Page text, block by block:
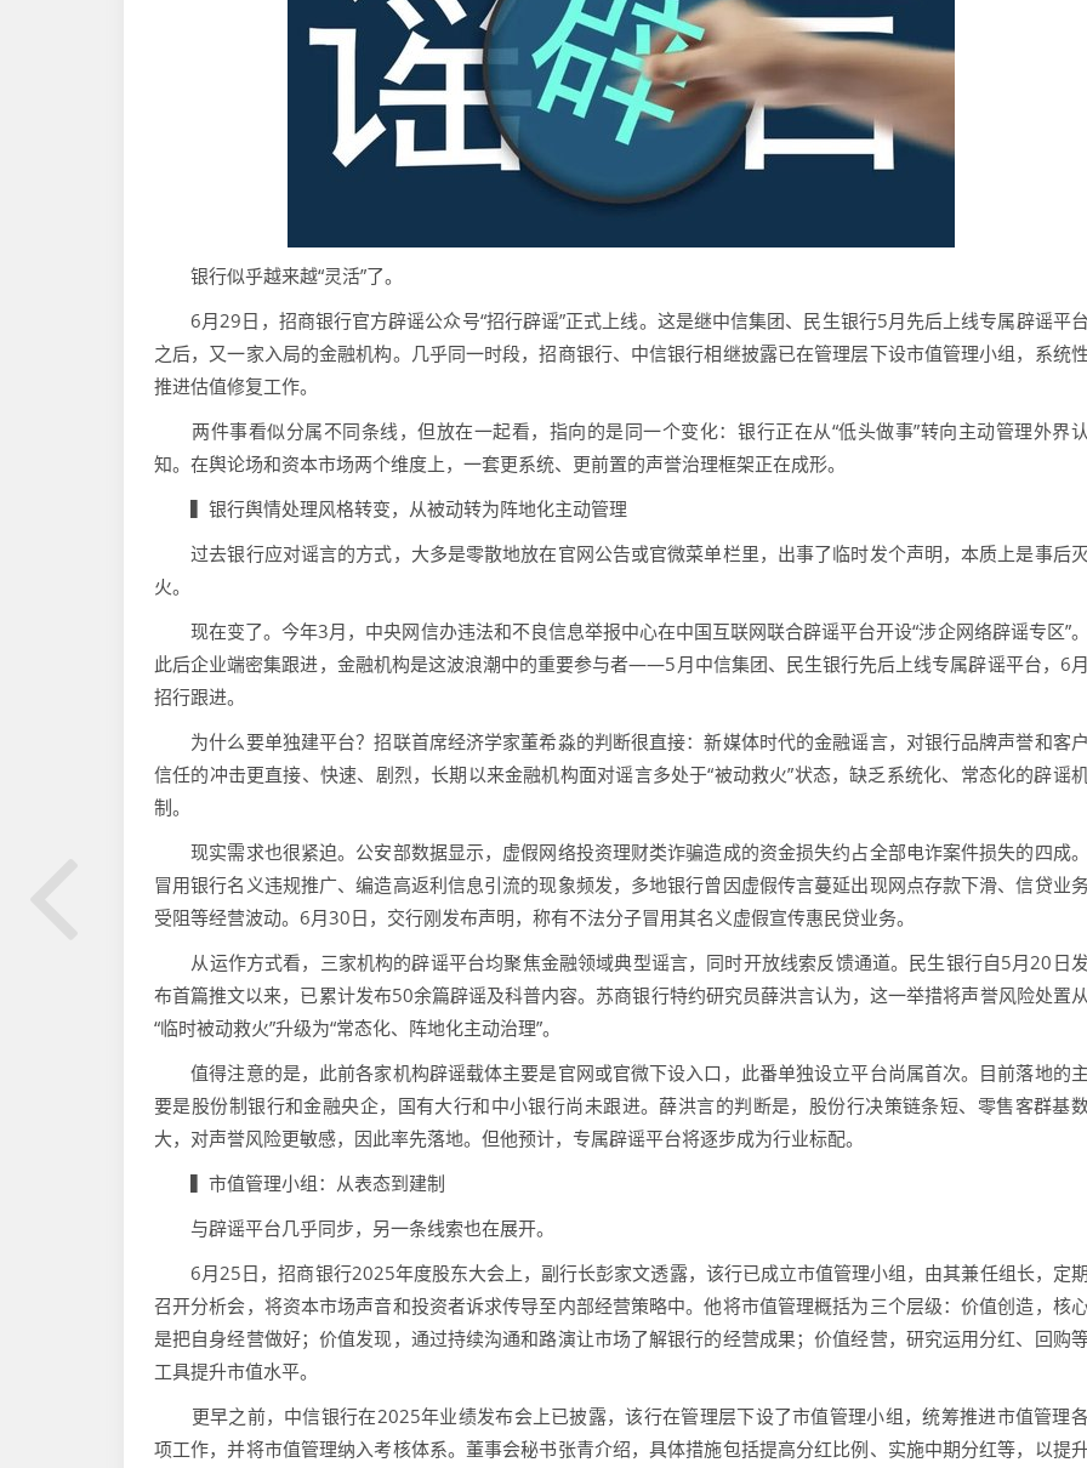
银行似乎越来越“灵活”了。
6月29日，招商银行官方辟谣公众号“招行辟谣”正式上线。这是继中信集团、民生银行5月先后上线专属辟谣平台
之后，又一家入局的金融机构。几乎同一时段，招商银行、中信银行相继披露已在管理层下设市值管理小组，系统性
推进估值修复工作。
两件事看似分属不同条线，但放在一起看，指向的是同一个变化：银行正在从“低头做事”转向主动管理外界认
知。在舆论场和资本市场两个维度上，一套更系统、更前置的声誉治理框架正在成形。
▍银行舆情处理风格转变，从被动转为阵地化主动管理
过去银行应对谣言的方式，大多是零散地放在官网公告或官微菜单栏里，出事了临时发个声明，本质上是事后灭
火。
现在变了。今年3月，中央网信办违法和不良信息举报中心在中国互联网联合辟谣平台开设“涉企网络辟谣专区”。
此后企业端密集跟进，金融机构是这波浪潮中的重要参与者——5月中信集团、民生银行先后上线专属辟谣平台，6月
招行跟进。
为什么要单独建平台？招联首席经济学家董希淼的判断很直接：新媒体时代的金融谣言，对银行品牌声誉和客户
信任的冲击更直接、快速、剧烈，长期以来金融机构面对谣言多处于“被动救火”状态，缺乏系统化、常态化的辟谣
制。
现实需求也很紧迫。公安部数据显示，虚假网络投资理财类诈骗造成的资金损失约占全部电诈案件损失的四成。
冒用银行名义违规推广、编造高返利信息引流的现象频发，多地银行曾因虚假传言蔓延出现网点存款下滑、信贷业务
受阻等经营波动。6月30日，交行刚发布声明，称有不法分子冒用其名义虚假宣传惠民贷业务。
从运作方式看，三家机构的辟谣平台均聚焦金融领域典型谣言，同时开放线索反馈通道。民生银行自5月20日发
布首篇推文以来，已累计发布50余篇辟谣及科普内容。苏商银行特约研究员薛洪言认为，这一举措将声誉风险处置从
“临时被动救火”升级为“常态化、阵地化主动治理”。
值得注意的是，此前各家机构辟谣载体主要是官网或官微下设入口，此番单独设立平台尚属首次。目前落地的主
要是股份制银行和金融央企，国有大行和中小银行尚未跟进。薛洪言的判断是，股份行决策链条短、零售客群基
大，对声誉风险更敏感，因此率先落地。但他预计，专属辟谣平台将逐步成为行业标配。
▍市值管理小组：从表态到建制
与辟谣平台几乎同步，另一条线索也在展开。
6月25日，招商银行2025年度股东大会上，副行长彭家文透露，该行已成立市值管理小组，由其兼任组长，定期
召开分析会，将资本市场声音和投资者诉求传导至内部经营策略中。他将市值管理概括为三个层级：价值创造，核
是把自身经营做好；价值发现，通过持续沟通和路演让市场了解银行的经营成果；价值经营，研究运用分红、回购
工具提升市值水平。
更早之前，中信银行在2025年业绩发布会上已披露，该行在管理层下设了市值管理小组，统筹推进市值管理
项工作，并将市值管理纳入考核体系。董事会秘书张青介绍，具体措施包括提高分红比例、实施中期分红等，以提